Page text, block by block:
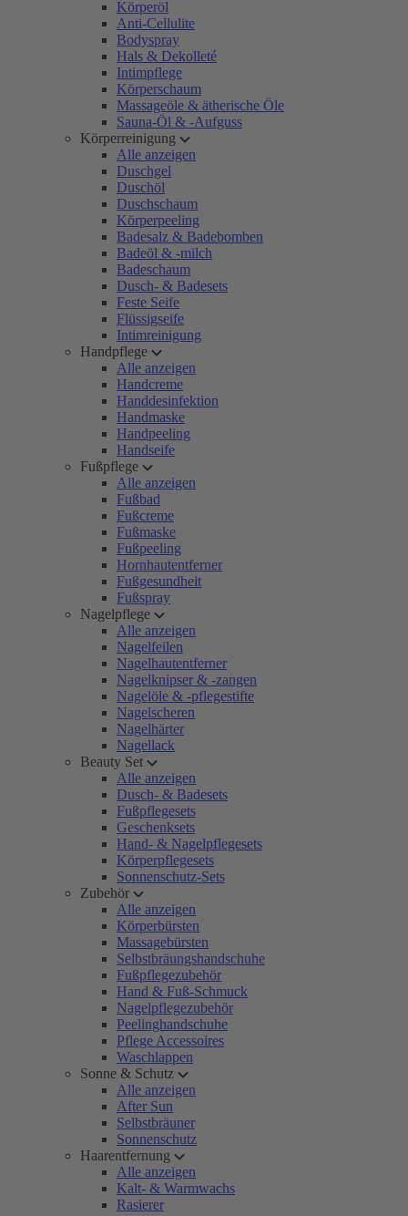
Körperöl
Anti-Cellulite
Bodyspray
Hals & Dekolleté
Intimpflege
Körperschaum
Massageöle & ätherische Öle
Sauna-Öl & -Aufguss
Körperreinigung
Alle anzeigen
Duschgel
Duschöl
Duschschaum
Körperpeeling
Badesalz & Badebomben
Badeöl & -milch
Badeschaum
Dusch- & Badesets
Feste Seife
Flüssigseife
Intimreinigung
Handpflege
Alle anzeigen
Handcreme
Handdesinfektion
Handmaske
Handpeeling
Handseife
Fußpflege
Alle anzeigen
Fußbad
Fußcreme
Fußmaske
Fußpeeling
Hornhautentferner
Fußgesundheit
Fußspray
Nagelpflege
Alle anzeigen
Nagelfeilen
Nagelhautentferner
Nagelknipser & -zangen
Nagelöle & -pflegestifte
Nagelscheren
Nagelhärter
Nagellack
Beauty Set
Alle anzeigen
Dusch- & Badesets
Fußpflegesets
Geschenksets
Hand- & Nagelpflegesets
Körperpflegesets
Sonnenschutz-Sets
Zubehör
Alle anzeigen
Körperbürsten
Massagebürsten
Selbstbräungshandschuhe
Fußpflegezubehör
Hand & Fuß-Schmuck
Nagelpflegezubehör
Peelinghandschuhe
Pflege Accessoires
Waschlappen
Sonne & Schutz
Alle anzeigen
After Sun
Selbstbräuner
Sonnenschutz
Haarentfernung
Alle anzeigen
Kalt- & Warmwachs
Rasierer